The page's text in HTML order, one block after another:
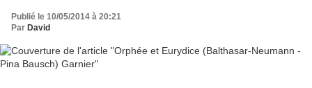
Publié le 10/05/2014 à 20:21
Par David